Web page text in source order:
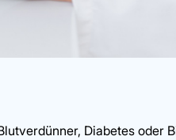
Diabetes oder